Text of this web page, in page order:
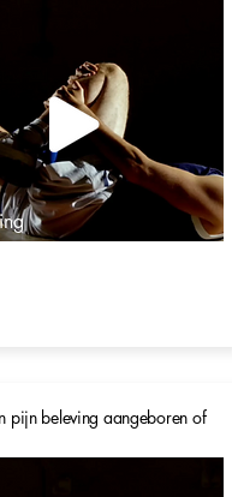
pijn beleving aangeboren of